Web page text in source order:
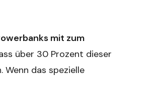
mit zum
über 30 Prozent dieser
das spezielle